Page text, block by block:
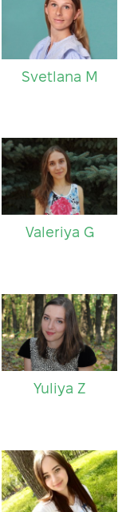
Svetlana M
Valeriya G
Yuliya Z